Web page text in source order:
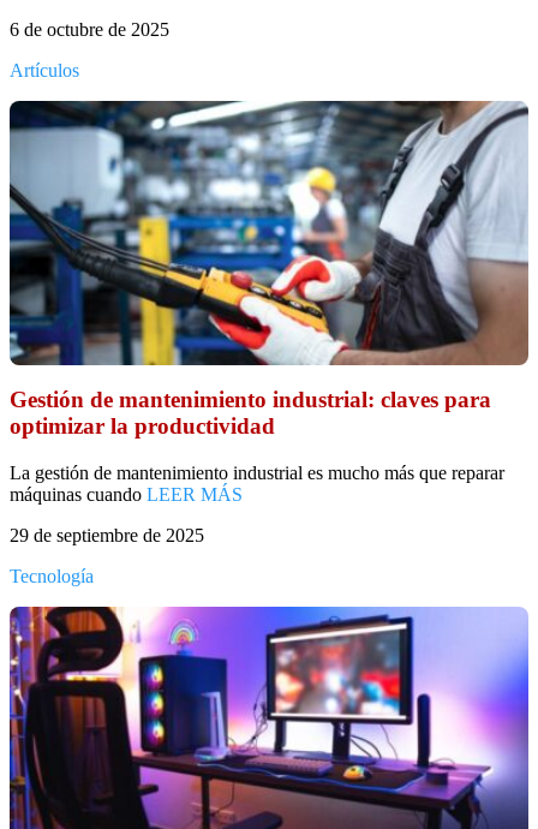
6 de octubre de 2025
Artículos
Gestión de mantenimiento industrial: claves para
optimizar la productividad
La gestión de mantenimiento industrial es mucho más que reparar
máquinas cuando LEER MÁS
29 de septiembre de 2025
Tecnología